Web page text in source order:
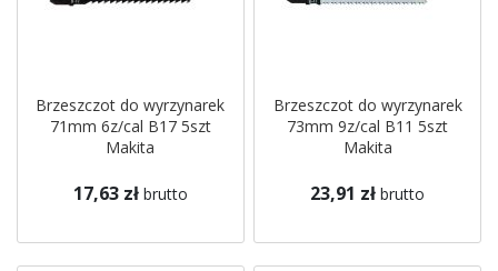
Brzeszczot do wyrzynarek
71mm 6z/cal B17 5szt
Makita
17,63 zł brutto
Brzeszczot do wyrzynarek
73mm 9z/cal B11 5szt
Makita
23,91 zł brutto